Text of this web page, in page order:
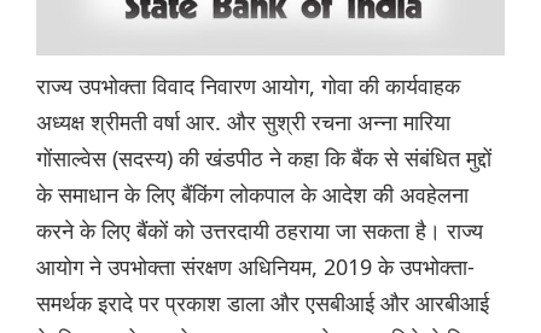
राज्य उपभोक्ता विवाद निवारण आयोग, गोवा की कार्यवाहक
अध्यक्ष श्रीमती वर्षा आर. और सुश्री रचना अन्ना मारिया
गोंसाल्वेस (सदस्य) की खंडपीठ ने कहा कि बैंक से संबंधित मुद्दों
के समाधान के लिए बैंकिंग लोकपाल के आदेश की अवहेलना
करने के लिए बैंकों को उत्तरदायी ठहराया जा सकता है। राज्य
आयोग ने उपभोक्ता संरक्षण अधिनियम, 2019 के उपभोक्ता-
समर्थक इरादे पर प्रकाश डाला और एसबीआई और आरबीआई